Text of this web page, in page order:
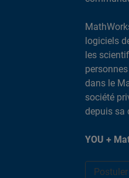
logiciels
les
dans le
société
depuis sa
YOU +